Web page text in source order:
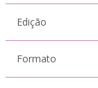
Edição
Formato